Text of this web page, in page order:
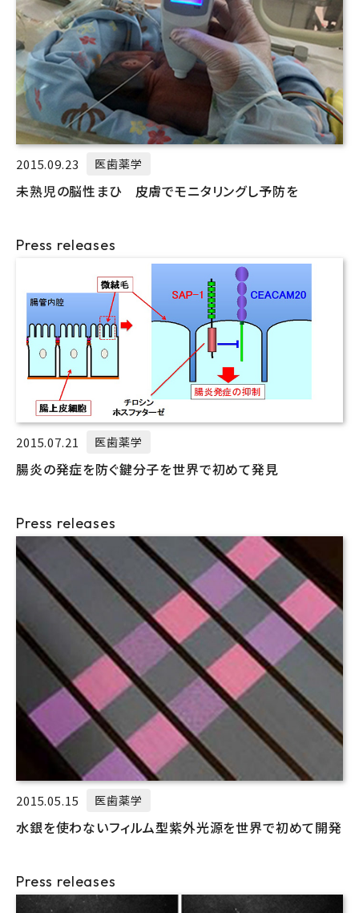
2015.09.23 医歯薬学
未熟児の脳性まひ 皮膚でモニタリングし予防を
Press releases
2015.07.21 医歯薬学
腸炎の発症を防ぐ鍵分子を世界で初めて発見
Press releases
2015.05.15 医歯薬学
水銀を使わないフィルム型紫外光源を世界で初めて開発
Press releases